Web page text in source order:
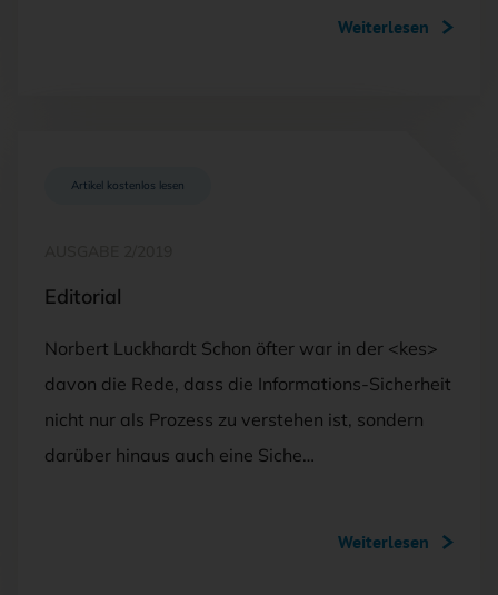
Weiterlesen
Artikel kostenlos lesen
Editorial
Norbert Luckhardt Schon öfter war in der <kes>
davon die Rede, dass die Informations-Sicherheit
nicht nur als Prozess zu verstehen ist, sondern
darüber hinaus auch eine Siche…
Weiterlesen